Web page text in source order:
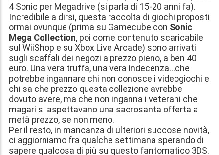
4 Sonic per Megadrive (si parla di 15-20 anni fa).
Incredibile a dirsi, questa raccolta di giochi proposti
ormai ovunque (prima su Gamecube con Sonic
Mega Collection, poi come contenuto scaricabile
sul WiiShop e su Xbox Live Arcade) sono arrivati
sugli scaffali dei negozi a prezzo pieno, a ben 40
euro. Una vera truffa, una vera indecenza...che
potrebbe ingannare chi non conosce i videogiochi e
chi sa che prezzo questa collezione avrebbe
dovuto avere, ma che non inganna i veterani che
magari si aspettavano una sacrosanta offerta a
metà prezzo, se non meno.
Per il resto, in mancanza di ulteriori succose novità,
ci aggiorniamo fra qualche settimana sperando di
sapere qualcosa di più su questo fantomatico 3DS.